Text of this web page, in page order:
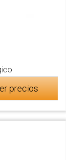
precios